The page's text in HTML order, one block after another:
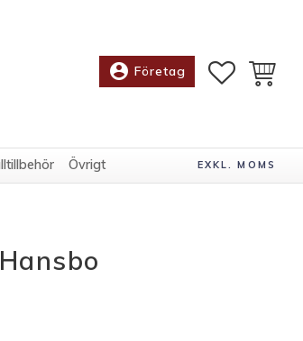
account_circle Företag
Övrigt EXKL. MOMS